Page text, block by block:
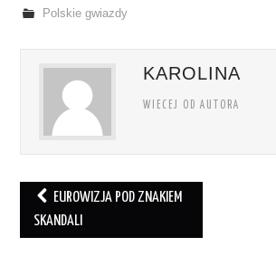
Polskie gwiazdy
KAROLINA
WIECEJ OD AUTORA
Post navigation
EUROWIZJA POD ZNAKIEM
SKANDALI